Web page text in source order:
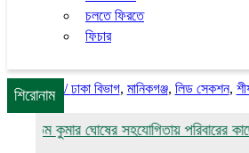
চলতে ফিরতে
ফিচার
শিরোনাম
কুমার ঘোষের সহযোগিতায় পরিবারের কাছে
/ঢাকা বিভাগ, মানিকগঞ্জ, লিড সেকশন,